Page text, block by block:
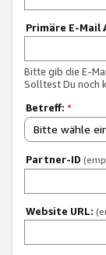
Primäre E-Mail
Bitte gib die E-
Solltest Du noch
Betreff: *
Bitte wähle
Partner-ID
Website URL: